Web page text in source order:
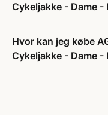
Cykeljakke - Dame -
Hvor kan jeg købe
Cykeljakke - Dame -